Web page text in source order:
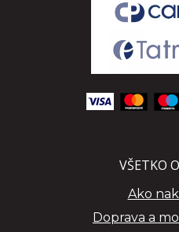
VŠETKO
Ako
Doprava a